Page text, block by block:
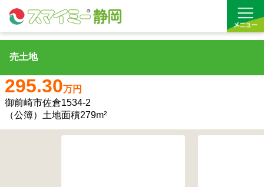
買う
売土地
295.30万円
御前崎市佐倉1534-2
（公簿）土地面積279m²